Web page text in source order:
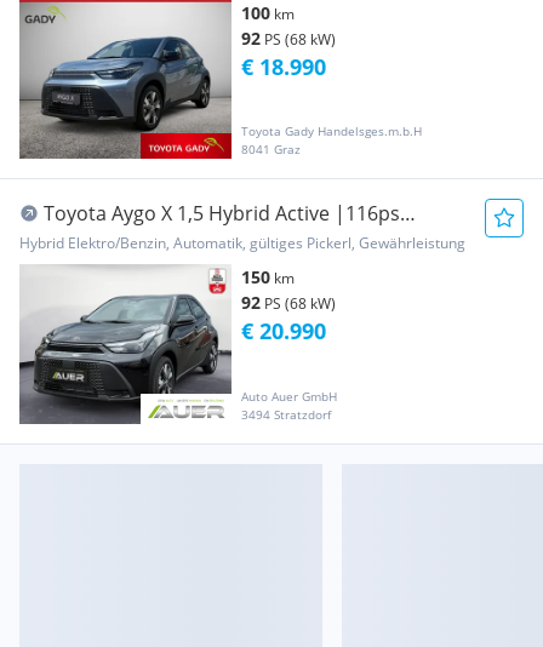
100 km
92 PS (68 kW)
Toyota Gady Handelsges.m.b.H
8041 Graz
€ 18.990
Toyota Aygo X 1,5 Hybrid Active |116ps
Systemleistung|...
Hybrid Elektro/Benzin, Automatik, gültiges Pickerl, Gewährleistung
150 km
92 PS (68 kW)
Auto Auer GmbH
3494 Stratzdorf
€ 20.990